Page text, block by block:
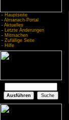
- Hauptseite
- Almanach-Portal
- Aktuelles
- Letzte Änderungen
- Mitmachen
- Zufällige Seite
- Hilfe